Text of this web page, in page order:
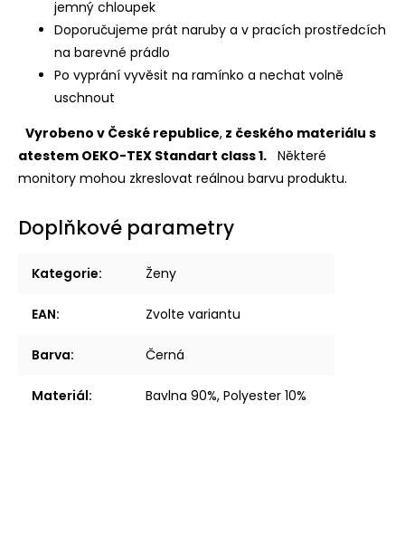
jemný chloupek
Doporučujeme prát naruby a v pracích prostředcích
na barevné prádlo
Po vyprání vyvěsit na ramínko a nechat volně
uschnout
Vyrobeno v České republice, z českého materiálu s
atestem OEKO-TEX Standart class 1. Některé
monitory mohou zkreslovat reálnou barvu produktu.
Doplňkové parametry
Kategorie: Ženy
EAN: Zvolte variantu
Barva: Černá
Materiál: Bavlna 90%, Polyester 10%